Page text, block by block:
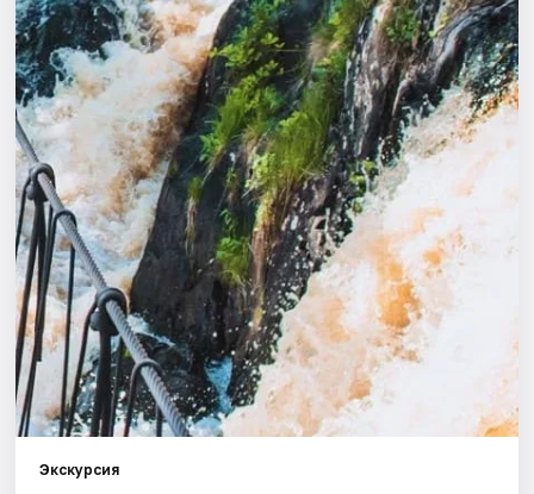
Города
Площадки
Артисты
Рейтинги
Экскурсия